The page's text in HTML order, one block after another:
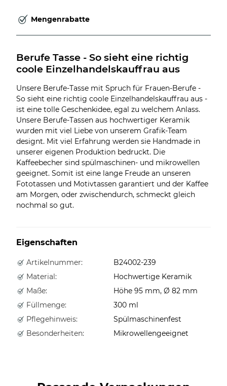
Mengenrabatte
Berufe Tasse - So sieht eine richtig
coole Einzelhandelskauffrau aus
Unsere Berufe-Tasse mit Spruch für Frauen-Berufe -
So sieht eine richtig coole Einzelhandelskauffrau aus -
ist eine tolle Geschenkidee, egal zu welchem Anlass.
Unsere Berufe-Tassen aus hochwertiger Keramik
wurden mit viel Liebe von unserem Grafik-Team
designt. Mit viel Erfahrung werden sie Handmade in
unserer eigenen Produktion bedruckt. Die
Kaffeebecher sind spülmaschinen- und mikrowellen
geeignet. Somit ist eine lange Freude an unseren
Fototassen und Motivtassen garantiert und der Kaffee
am Morgen, oder zwischendurch, schmeckt gleich
nochmal so gut.
Eigenschaften
Artikelnummer:
B24002-239
Material:
Hochwertige Keramik
Maße:
Höhe 95 mm, Ø 82 mm
Füllmenge:
300 ml
Pflegehinweis:
Spülmaschinenfest
Besonderheiten:
Mikrowellengeeignet